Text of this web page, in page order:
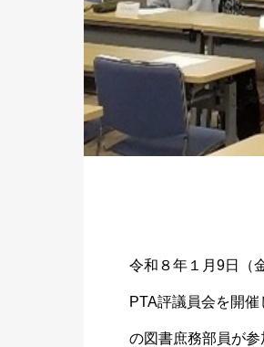
令和８年１月9日（
PTA評議員会を開
の図書庶務部員が参